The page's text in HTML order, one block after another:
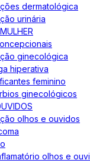
dermatológica
urinária
ginecológica
hiperativa
feminino
ginecológicos
olhos e ouvidos
olhos e